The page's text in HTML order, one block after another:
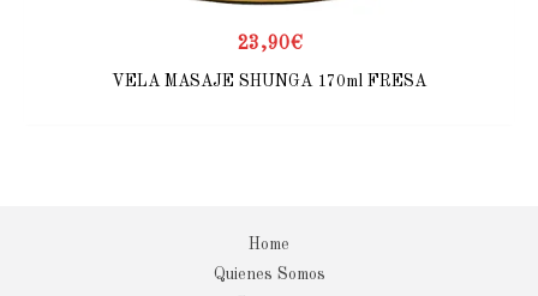
23,90€
VELA MASAJE SHUNGA 170ml FRESA
Home
Quienes Somos